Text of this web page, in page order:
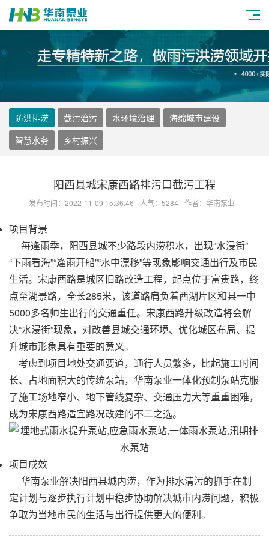
防洪排涝 截污治污 水环境治理
海绵城市建设
智慧水务
乡村振兴
阳西县城宋康西路排污口截污工程
发布时间：2022-11-09 15:36:46 人气：5284 作者：华南泵业
项目背景
每逢雨季，阳西县城不少路段内涝积水，出现“水浸街”
“下雨看海”“逢雨开船”“水中漂移”等现象影响交通出行及市民
生活。 宋康西路是城区旧路改造工程，起点位于富贵路，终
点至湖景路，全长285米，该道路肩负着西湖片区和县一中
5000多名师生出行的交通重任。宋康西路升级改造将会解
决“水浸街”现象，对改善县城交通环境、优化城区布局、提
升城市形象具有重要的意义。
考虑到项目地处交通要道，通行人员繁多，比起施工时间
长、占地面积大的传统泵站， 华南泵业一体化预制泵站克服
了施工场地窄小、地下管线复杂、交通压力大等重重困难，
成为宋康西路适宜路况改建的不二之选。
项目成效
华南泵业解决阳西县城内涝，作为排水清污的抓手在制
定计划与逐步执行计划中稳步协助解决城市内涝问题，积极
争取为当地市民的生活与出行提供更大的便利。